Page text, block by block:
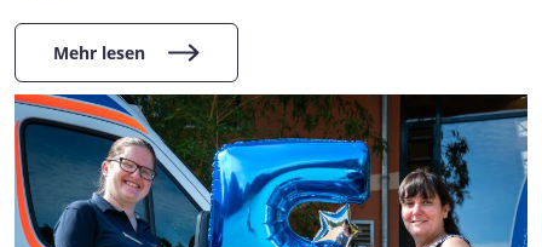
Mehr lesen